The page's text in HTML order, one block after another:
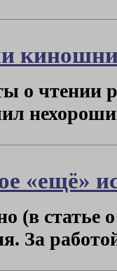
о чтении
«ещё»
(в статье
За